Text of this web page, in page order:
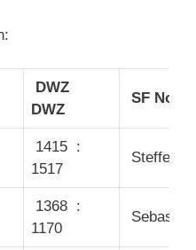
DWZ
DWZ
SF
1415 :
1517
Steffen
1368 :
1170